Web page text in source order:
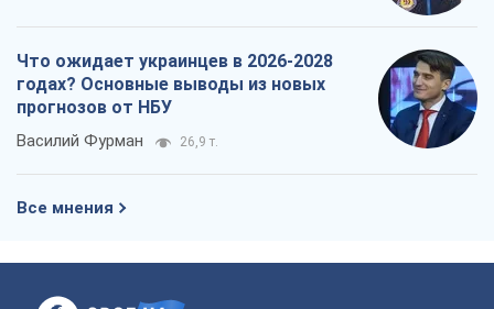
Что ожидает украинцев в 2026-2028
годах? Основные выводы из новых
прогнозов от НБУ
Василий Фурман 26,9 т.
Все мнения